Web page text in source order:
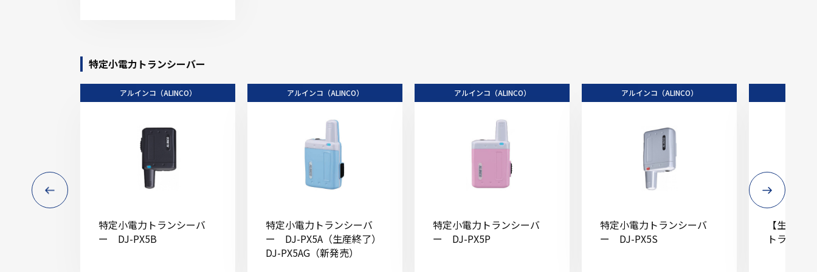
特定小電力トランシーバー
アルインコ（ALINCO）
特定小電力トランシーバ
ー DJ-PX5B
アルインコ（ALINCO）
特定小電力トランシーバ
ー DJ-PX5A（生産終了）
DJ-PX5AG（新発売）
アルインコ（ALINCO）
特定小電力トランシーバ
ー DJ-PX5P
アルインコ（ALINCO）
特定小電力トランシーバ
ー DJ-PX5S
【生産終
トランシ